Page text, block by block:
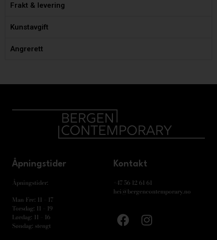
Frakt & levering
Kunstavgift
Angrerett
Åpningstider
Åpningstider:
Man-Fre: 11 – 17
Torsdag: 11 – 19
Lørdag: 11 – 16
Søndag: stengt
Kontakt
+47 56 12 61 61
hei@bergencontemporary.no